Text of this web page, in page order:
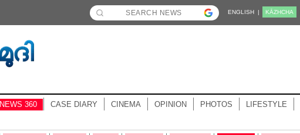
ENGLISH | KĀZHCHA
NEWS 360 CASE DIARY CINEMA OPINION PHOTOS LIFESTYLE